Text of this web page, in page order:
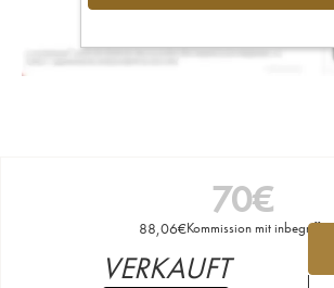
70€
88,06€Kommission mit inbegriffen
VERKAUFT